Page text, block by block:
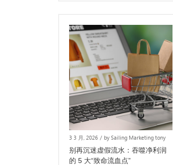
3 3 月, 2026 / by Sailing Marketing tony
别再沉迷虚假流水：吞噬净利润
的 5 大“致命流血点”